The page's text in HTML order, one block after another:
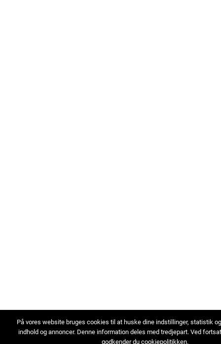
På vores website bruges cookies til at huske dine indstillinger, statistik
indhold og annoncer. Denne information deles med tredjepart. Ved
godkender du cookiepolitikken.